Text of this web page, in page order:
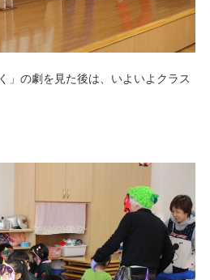
」の劇を見た後は、いよいよクラス